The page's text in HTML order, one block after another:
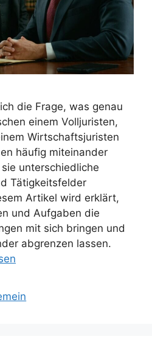
die Frage, was genau
einem Volljuristen,
Wirtschaftsjuristen
häufig miteinander
unterschiedliche
Tätigkeitsfelder
Artikel wird erklärt,
und Aufgaben die
mit sich bringen und
abgrenzen lassen.